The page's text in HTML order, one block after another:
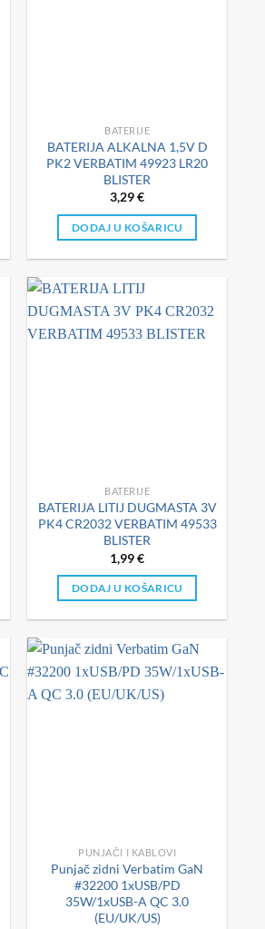
BATERIJE
BATERIJA ALKALNA 1,5V D
PK2 VERBATIM 49923 LR20
BLISTER
3,29€
DODAJ U KOŠARICU
BATERIJE
BATERIJA LITIJ DUGMASTA 3V
PK4 CR2032 VERBATIM 49533
BLISTER
1,99€
DODAJ U KOŠARICU
PUNJAČI I KABLOVI
Punjač zidni Verbatim GaN
#32200 1xUSB/PD
35W/1xUSB-A QC 3.0
(EU/UK/US)